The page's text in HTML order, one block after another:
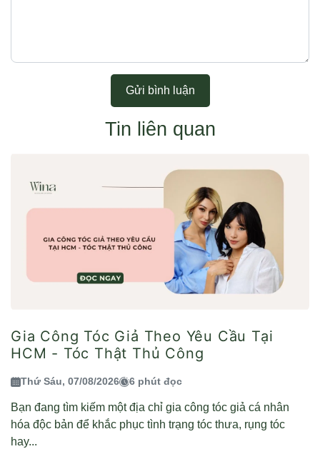
Gửi bình luận
Tin liên quan
Gia Công Tóc Giả Theo Yêu Cầu Tại
HCM - Tóc Thật Thủ Công
Thứ Sáu, 07/08/2026 6 phút đọc
Bạn đang tìm kiếm một địa chỉ gia công tóc giả cá nhân
hóa độc bản để khắc phục tình trạng tóc thưa, rụng tóc
hay...